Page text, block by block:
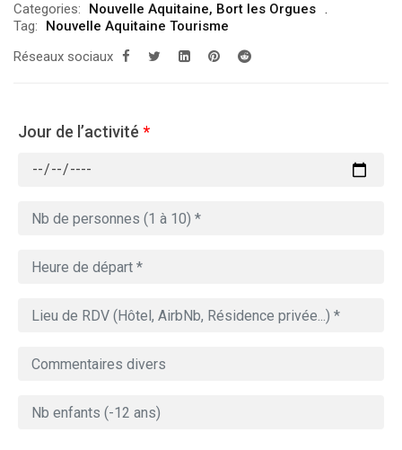
Categories: Nouvelle Aquitaine, Bort les Orgues
Tag:
Nouvelle Aquitaine Tourisme
Réseaux sociaux
Jour de l’activité *